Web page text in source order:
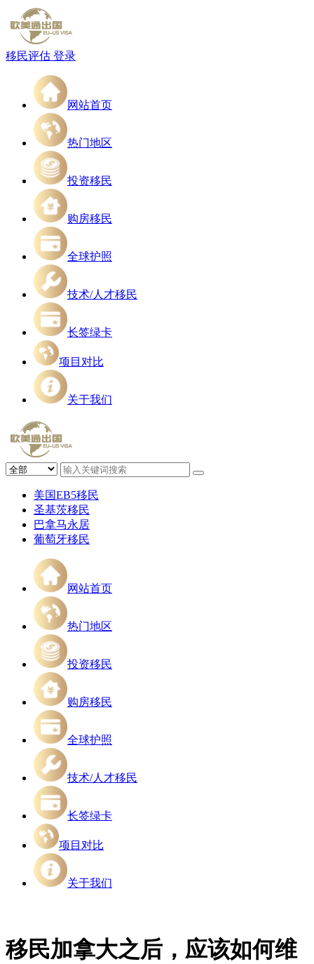
移民评估 登录
网站首页
热门地区
投资移民
购房移民
全球护照
技术/人才移民
长签绿卡
项目对比
关于我们
美国EB5移民
圣基茨移民
巴拿马永居
葡萄牙移民
网站首页
热门地区
投资移民
购房移民
全球护照
技术/人才移民
长签绿卡
项目对比
关于我们
移民加拿大之后，应该如何维